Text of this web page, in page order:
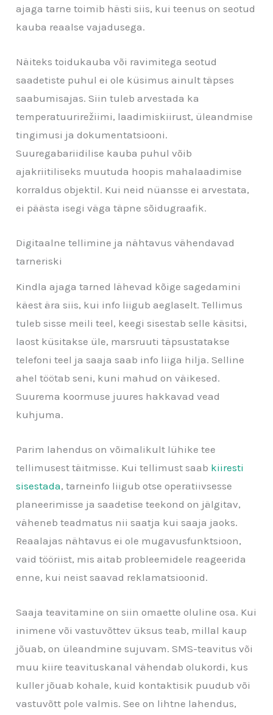
ajaga tarne toimib hästi siis, kui teenus on seotud
kauba reaalse vajadusega.
Näiteks toidukauba või ravimitega seotud
saadetiste puhul ei ole küsimus ainult täpses
saabumisajas. Siin tuleb arvestada ka
temperatuurirežiimi, laadimiskiirust, üleandmise
tingimusi ja dokumentatsiooni.
Suuregabariidilise kauba puhul võib
ajakriitiliseks muutuda hoopis mahalaadimise
korraldus objektil. Kui neid nüansse ei arvestata,
ei päästa isegi väga täpne sõidugraafik.
Digitaalne tellimine ja nähtavus vähendavad
tarneriski
Kindla ajaga tarned lähevad kõige sagedamini
käest ära siis, kui info liigub aeglaselt. Tellimus
tuleb sisse meili teel, keegi sisestab selle käsitsi,
laost küsitakse üle, marsruuti täpsustatakse
telefoni teel ja saaja saab info liiga hilja. Selline
ahel töötab seni, kuni mahud on väikesed.
Suurema koormuse juures hakkavad vead
kuhjuma.
Parim lahendus on võimalikult lühike tee
tellimusest täitmisse. Kui tellimust saab kiiresti
sisestada, tarneinfo liigub otse operatiivsesse
planeerimisse ja saadetise teekond on jälgitav,
väheneb teadmatus nii saatja kui saaja jaoks.
Reaalajas nähtavus ei ole mugavusfunktsioon,
vaid tööriist, mis aitab probleemidele reageerida
enne, kui neist saavad reklamatsioonid.
Saaja teavitamine on siin omaette oluline osa. Kui
inimene või vastuvõttev üksus teab, millal kaup
jõuab, on üleandmine sujuvam. SMS-teavitus või
muu kiire teavituskanal vähendab olukordi, kus
kuller jõuab kohale, kuid kontaktisik puudub või
vastuvõtt pole valmis. See on lihtne lahendus,